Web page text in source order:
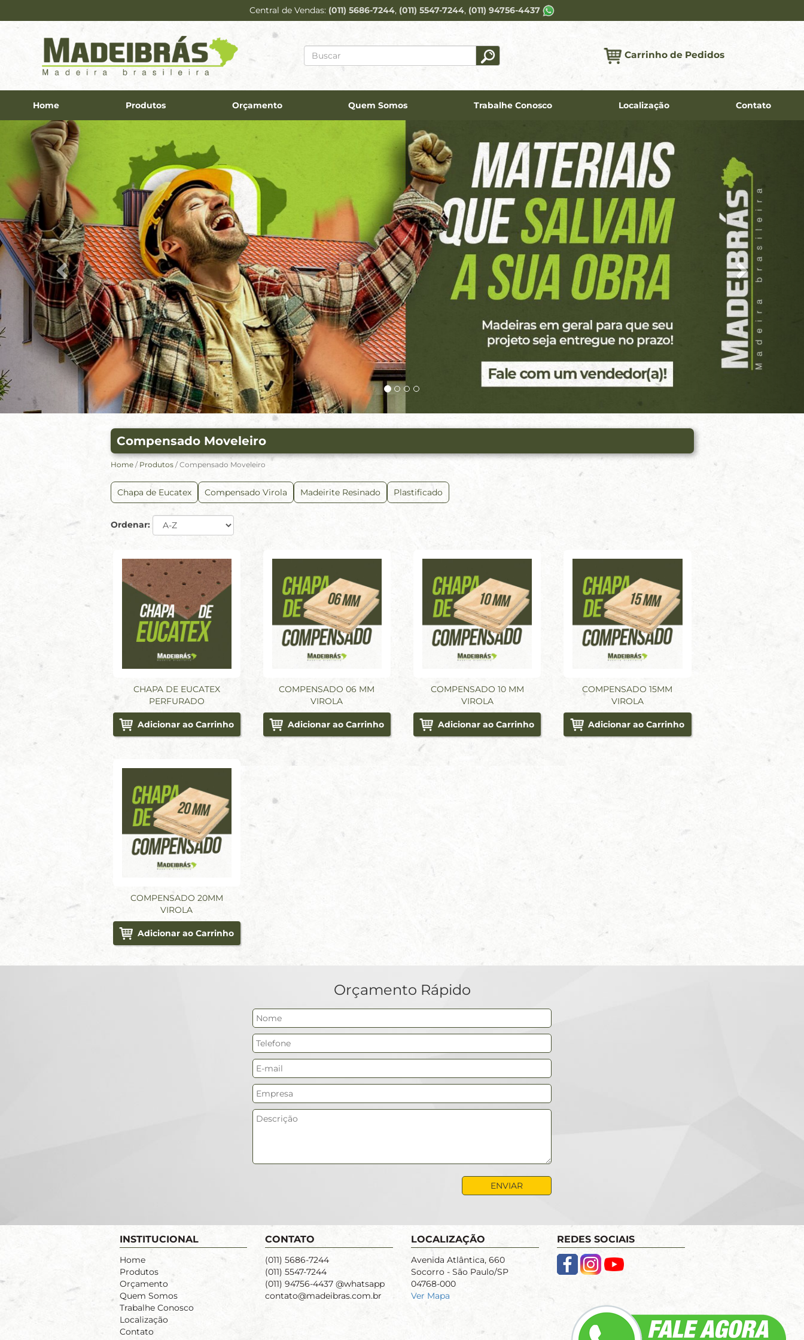
Central de Vendas (011) 5686-7244 (011) 5547-7244 (011) 94756-4437
Carrinho de Pedidos
Home Produtos Orçamento Quem Somos Trabalhe Conosco Localização Contato
Previous
Compensado Moveleiro
Home/ Produtos / Compensado Moveleiro
Chapa de Eucatex Compensado Virola Madeirite Resinado Plastificado
Ordenar:
CHAPA DE EUCATEX
PERFURADO
Adicionar ao Carrinho
COMPENSADO 06 MM
VIROLA
Adicionar ao Carrinho
COMPENSADO 10 MM
VIROLA
Adicionar ao Carrinho
COMPENSADO 15MM
VIROLA
Adicionar ao Carrinho
COMPENSADO 20MM
VIROLA
Adicionar ao Carrinho
Orçamento Rápido
INSTITUCIONAL
Home
Produtos
Orçamento
Quem Somos
Trabalhe Conosco
Localização
Contato
CONTATO
(011) 5686-7244
(011) 5547-7244
(011) 94756-4437 @whatsapp
contato@madeibras.com.br
LOCALIZAÇÃO
Avenida Atlântica, 660
Socorro - São Paulo/SP
04768-000
Ver Mapa
REDES SOCIAIS